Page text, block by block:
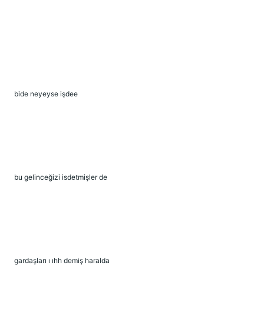
bide neyeyse işdee
bu gelinceğizi isdetmişler de
gardaşları ı ıhh demiş haralda